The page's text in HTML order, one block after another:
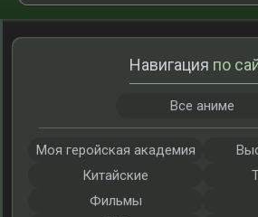
Навигация по
Все аниме
Моя геройская академия
Китайские
Фильмы